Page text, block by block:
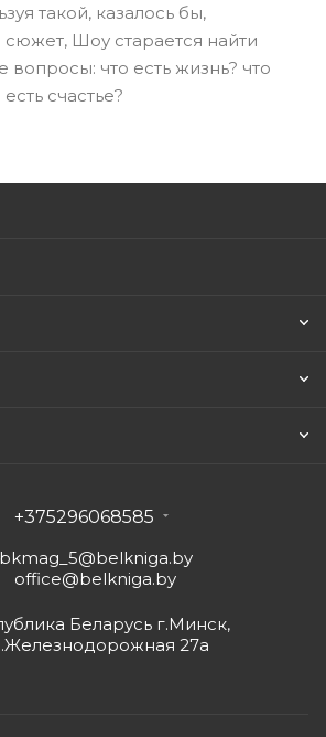
такой, казалось бы,
Шоу старается найти
вопросы: что есть жизнь? что
счастье?
+375296068585
bkmag_5@belkniga.by
office@belkniga.by
Беларусь г.Минск,
27а